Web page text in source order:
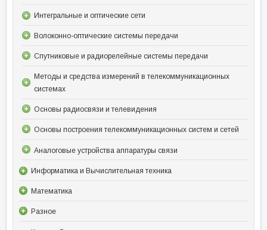
Интегральные и оптические сети
Волоконно-оптические системы передачи
Спутниковые и радиорелейные системы передачи
Методы и средства измерений в телекоммуникационных
системах
Основы радиосвязи и телевидения
Основы построения телекоммуникационных систем и сетей
Аналоговые устройства аппаратуры связи
Информатика и Вычислительная техника
Математика
Разное